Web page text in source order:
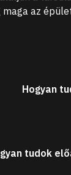
az
Hogyan
tudok